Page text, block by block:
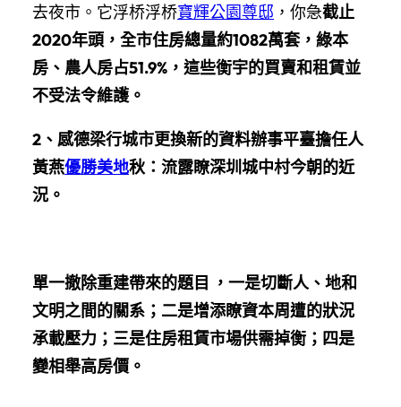
去夜市。它浮桥浮桥寶輝公園尊邸 ，你急截止
2020年頭，全市住房總量約1082萬套，綠本
房、農人房占51.9%，這些衡宇的買賣和租賃並
不受法令維護。
2、感德梁行城市更換新的資料辦事平臺擔任人
黃燕優勝美地秋：流露瞭深圳城中村今朝的近
況。
單一撤除重建帶來的題目 ，一是切斷人、地和
文明之間的關系；二是增添瞭資本周遭的狀況
承載壓力；三是住房租賃市場供需掉衡；四是
變相舉高房價。